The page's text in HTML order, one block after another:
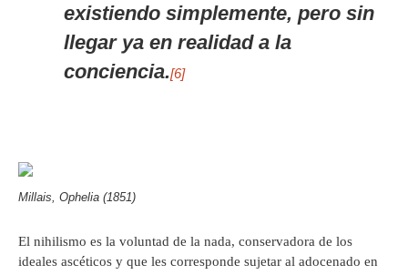
existiendo simplemente, pero sin
llegar ya en realidad a la
conciencia.[6]
Millais, Ophelia (1851)
El nihilismo es la voluntad de la nada, conservadora de los
ideales ascéticos y que les corresponde sujetar al adocenado en